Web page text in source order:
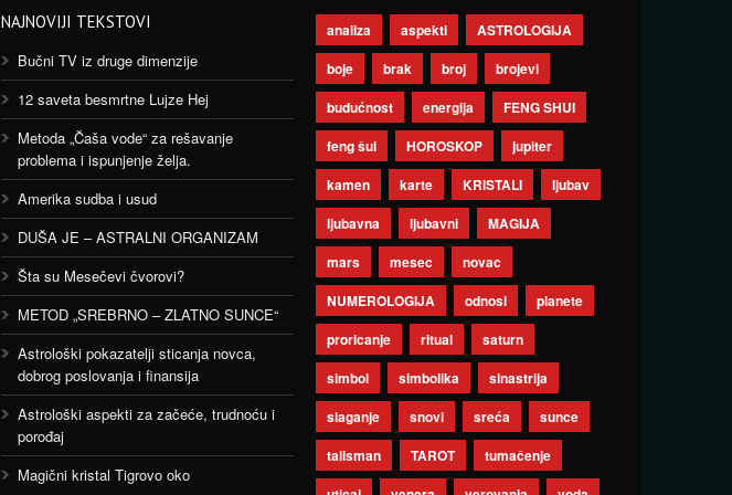
NAJNOVIJI TEKSTOVI
Bučni TV iz druge dimenzije
12 saveta besmrtne Lujze Hej
Metoda „Čaša vode“ za rešavanje
problema i ispunjenje želja.
Amerika sudba i usud
DUŠA JE – ASTRALNI ORGANIZAM
Šta su Mesečevi čvorovi?
METOD „SREBRNO – ZLATNO SUNCE“
Astrološki pokazatelji sticanja novca,
dobrog poslovanja i finansija
Astrološki aspekti za začeće, trudnoću i
porođaj
Magični kristal Tigrovo oko
analiza aspekti
ASTROLOGIJA
boje
brak broj
brojevi
budućnost
energija
FENG SHUI
feng šui
HOROSKOP
jupiter
kamen
karte KRISTALI
ljubav
ljubavna
ljubavni
MAGIJA
mars
mesec
novac
NUMEROLOGIJA
odnosi
planete
proricanje
ritual
saturn
simbol
simbolika
sinastrija
slaganje
snovi sreća
sunce
talisman
TAROT
tumačenje